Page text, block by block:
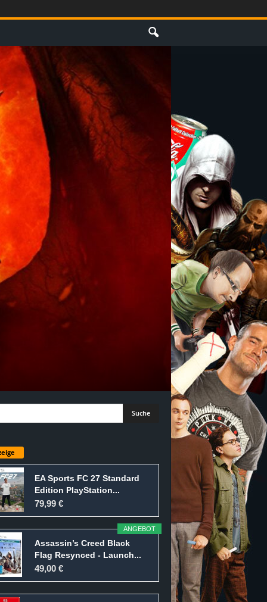
EA Sports FC 27 Standard
Edition PlayStation...
79,99 €
ANGEBOT
Assassin’s Creed Black
Flag Resynced - Launch...
49,00 €